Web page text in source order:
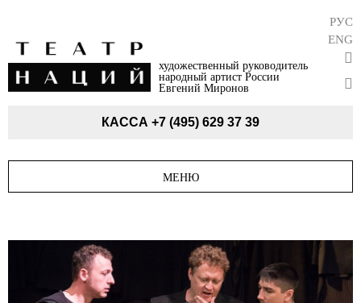
художественный руководитель
народный артист России
Евгений Миронов
РУС
ENG
КАССА +7 (495) 629 37 39
МЕНЮ